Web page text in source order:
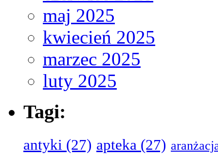
maj 2025
kwiecień 2025
marzec 2025
luty 2025
Tagi:
antyki (27) apteka (27)